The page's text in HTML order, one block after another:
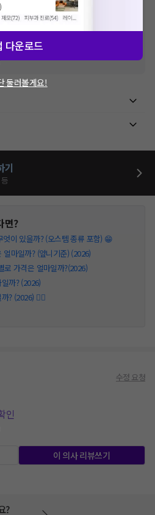
으로 실제 가격과 상이할 수 있으니, 정확
의해주세요.
평가원에 고지되어 있는 급여 진료 기준 가
비용이 추가되어, 병원마다 금액이 다르게
기
면?
이 있을까? (오스템 종류 포함) 😁
마일까? (앞니기준) (2026)
로 가격은 얼마일까?(2026)
까? (2026)
? (2026) 👩‍⚕️
수정 요청
인
이 의사 리뷰쓰기
?
다운로드
둘러볼게요!